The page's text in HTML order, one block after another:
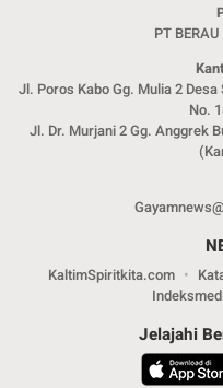
PT
Jl. Poros Kabo Gg. Mulia 2
No.
Jl. Dr. Murjani 2 Gg. Anggrek
KaltimSpiritkita.com
Jelajahi